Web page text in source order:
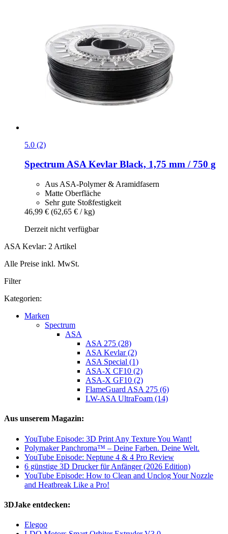
5.0 (2)
SpectrumASA Kevlar Black, 1,75 mm / 750 g
Aus ASA-Polymer & Aramidfasern
Matte Oberfläche
Sehr gute Stoßfestigkeit
46,99 € (62,65 € / kg)
Derzeit nicht verfügbar
ASA Kevlar: 2 Artikel
Alle Preise inkl. MwSt.
Filter
Kategorien:
Marken
Spectrum
ASA
ASA 275 (28)
ASA Kevlar (2)
ASA Special (1)
ASA-X CF10 (2)
ASA-X GF10 (2)
FlameGuard ASA 275 (6)
LW-ASA UltraFoam (14)
Aus unserem Magazin:
YouTube Episode: 3D Print Any Texture You Want!
Polymaker Panchroma™ – Deine Farben. Deine Welt.
YouTube Episode: Neptune 4 & 4 Pro Review
6 günstige 3D Drucker für Anfänger (2026 Edition)
YouTube Episode: How to Clean and Unclog Your Nozzle
and Heatbreak Like a Pro!
3DJake entdecken:
Elegoo